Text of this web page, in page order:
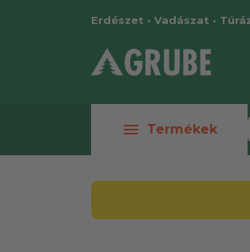
Erdészet • Vadászat •
menu Termékek